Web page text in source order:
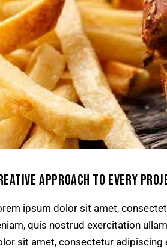
APPROACH TO EVERY
ipsum dolor sit amet,
quis nostrud exercitation
sit amet, consectetur adipiscing